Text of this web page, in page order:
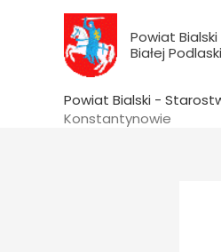
Powiat
Białej
Powiat Bialski -
Konstantynowie